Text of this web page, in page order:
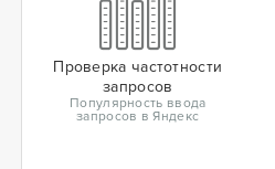
Проверка частотности
запросов
Популярность ввода
запросов в Яндекс